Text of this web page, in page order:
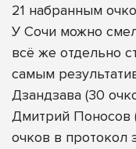
21 набранным
У Сочи можно
всё же отдельно
самым
Дзандзава (30
Дмитрий Поносов
очков в протокол